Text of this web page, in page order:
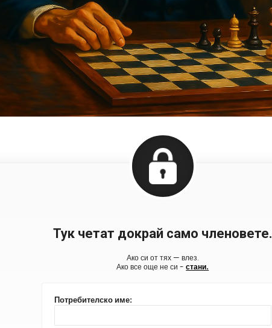
Тук четат докрай само членовете.
Ако си от тях — влез.
Ако все още не си -стани.
Потребителско име: